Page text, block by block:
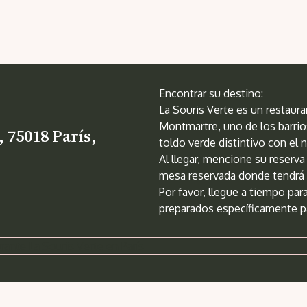
París,
Encontrar su destino:
La Souris Verte es un
Montmartre, uno de los
toldo verde distintivo con el
Al llegar, mencione su
mesa reservada donde
Por favor, llegue a tiempo
preparados específicamente